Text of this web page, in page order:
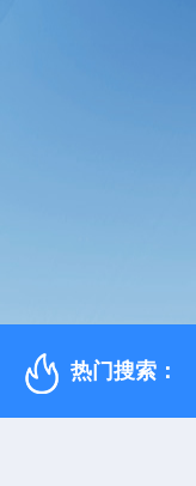
热门搜索：